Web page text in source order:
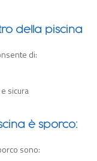
della piscina
di:
sicura
è sporco:
sono: